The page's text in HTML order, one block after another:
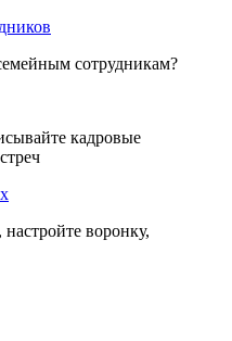
сотрудникам?
кадровые
воронку,